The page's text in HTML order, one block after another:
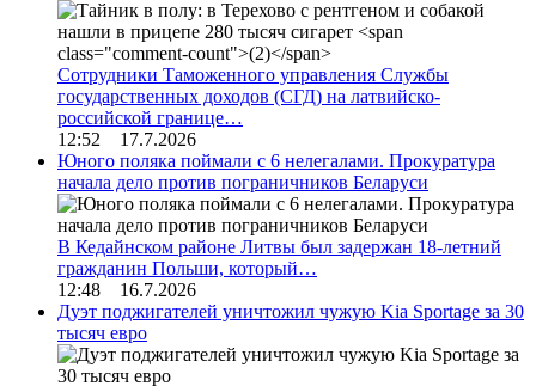
Сотрудники Таможенного управления Службы
государственных доходов (СГД) на латвийско-
российской границе…
12:52 17.7.2026
Юного поляка поймали с 6 нелегалами. Прокуратура
начала дело против пограничников Беларуси
В Кедайнском районе Литвы был задержан 18-летний
гражданин Польши, который…
12:48 16.7.2026
Дуэт поджигателей уничтожил чужую Kia Sportage за 30
тысяч евро